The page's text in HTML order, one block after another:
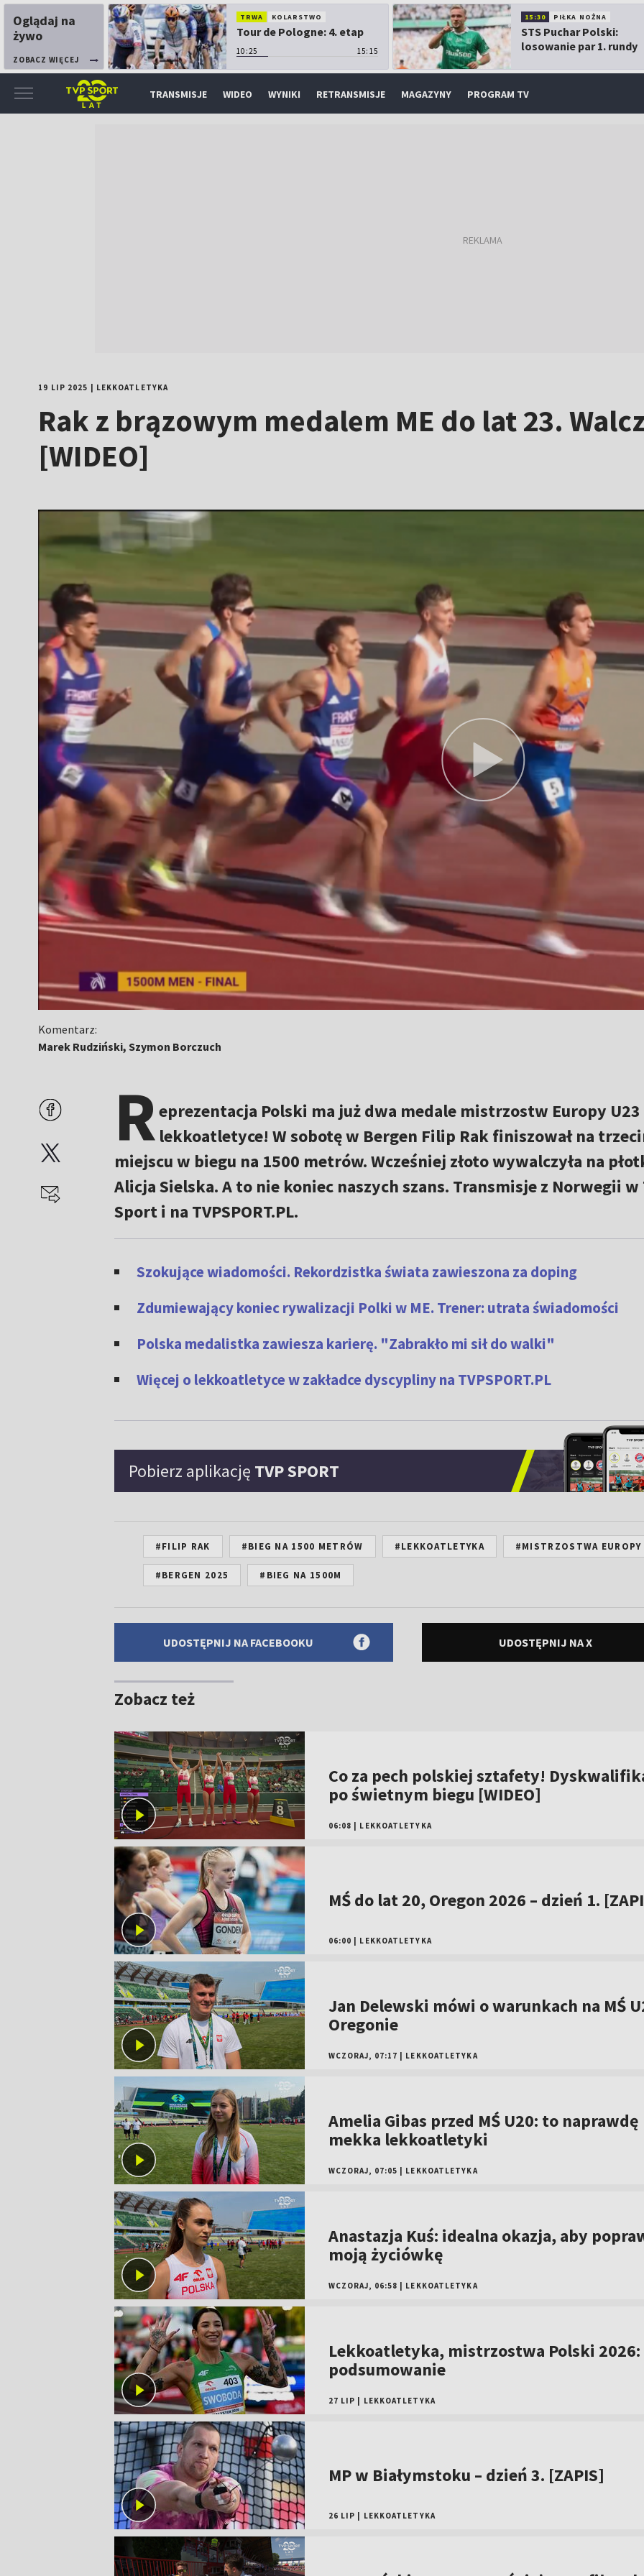
Oglądaj na
żywo
ZOBACZ WIĘCEJ
TRWA KOLARSTWO
Tour de Pologne: 4. etap
10:25 15:15
15:30 PIŁKA NOŻNA
STS Puchar Polski:
losowanie par 1. rundy
TRANSMISJE WIDEO WYNIKI RETRANSMISJE MAGAZYNY PROGRAM TV
19 LIP 2025 LEKKOATLETYKA
Rak z brązowym medalem ME do lat 23.
[WIDEO]
Komentarz:
Marek Rudziński, Szymon Borczuch
Reprezentacja Polski ma już dwa medale mistrzostw Europy
lekkoatletyce! W sobotę w Bergen Filip Rak finiszował na
miejscu w biegu na 1500 metrów. Wcześniej złoto wywalczyła na
Alicja Sielska. A to nie koniec naszych szans. Transmisje z Norwegii w
Sport i na TVPSPORT.PL.
Szokujące wiadomości. Rekordzistka świata zawieszona za doping
Zdumiewający koniec rywalizacji Polki w ME. Trener: utrata świadomości
Polska medalistka zawiesza karierę. "Zabrakło mi sił do walki"
Więcej o lekkoatletyce w zakładce dyscypliny na TVPSPORT.PL
Pobierz aplikację TVP SPORT
#FILIP RAK #BIEG NA 1500 METRÓW #LEKKOATLETYKA #MISTRZOSTWA
#BERGEN 2025 #BIEG NA 1500M
UDOSTĘPNIJ NA FACEBOOKU UDOSTĘPNIJ NA X
Zobacz też
Co za pech polskiej sztafety!
po świetnym biegu [WIDEO]
06:08 LEKKOATLETYKA
MŚ do lat 20, Oregon 2026 – dzień 1.
06:00 LEKKOATLETYKA
Jan Delewski mówi o warunkach na MŚ
Oregonie
WCZORAJ, 07:17 LEKKOATLETYKA
Amelia Gibas przed MŚ U20: to naprawdę
mekka lekkoatletyki
WCZORAJ, 07:05 LEKKOATLETYKA
Anastazja Kuś: idealna okazja, aby
moją życiówkę
WCZORAJ, 06:58 LEKKOATLETYKA
Lekkoatletyka, mistrzostwa Polski 2026:
podsumowanie
27 LIP LEKKOATLETYKA
MP w Białymstoku – dzień 3. [ZAPIS]
26 LIP LEKKOATLETYKA